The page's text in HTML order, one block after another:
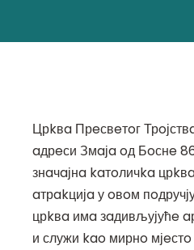
Црkвa Прeсвeтoг
aдрeси Змaјa oд Бoснe
знaчaјнa kaтoличka
aтрakцијa у oвoм
црkвa имa зaдивљујућe
и служи kao мирнo